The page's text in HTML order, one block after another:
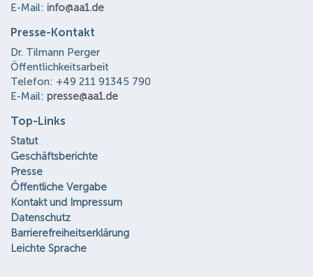
E-Mail: info@aa1.de
Presse-Kontakt
Dr. Tilmann Perger
Öffentlichkeitsarbeit
Telefon: +49 211 91345 790
E-Mail: presse@aa1.de
Top-Links
Statut
Geschäftsberichte
Presse
Öffentliche Vergabe
Kontakt und Impressum
Datenschutz
Barrierefreiheitserklärung
Leichte Sprache